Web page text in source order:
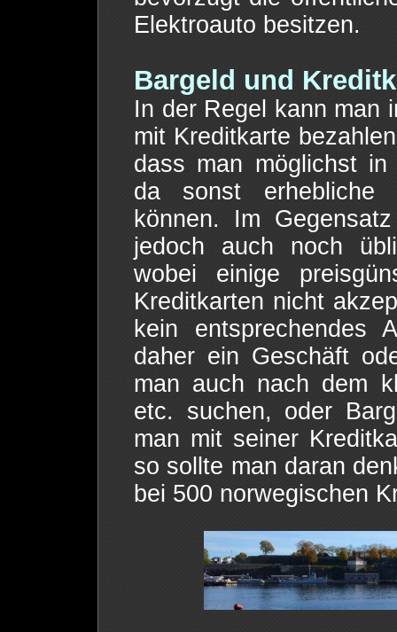
Elektroauto besitzen.
Bargeld und
In der Regel kann man
mit Kreditkarte
dass man möglichst in
da sonst erhebliche
können. Im
jedoch auch noch
wobei einige
Kreditkarten nicht
kein entsprechendes
daher ein Geschäft
man auch nach dem
etc. suchen, oder
man mit seiner
so sollte man daran
bei 500 norwegischen